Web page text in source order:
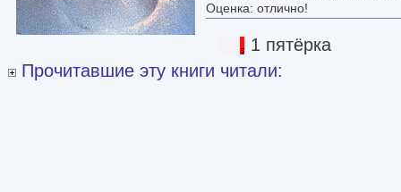
Оценка: отлично!
1 пятёрка
Прочитавшие эту книги читали: